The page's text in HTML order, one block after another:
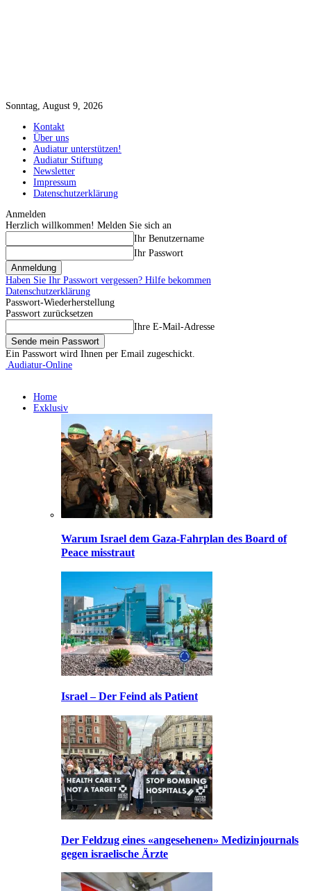
Sonntag, August 9, 2026
Kontakt
Über uns
Audiatur unterstützen!
Audiatur Stiftung
Newsletter
Impressum
Datenschutzerklärung
Anmelden
Herzlich willkommen! Melden Sie sich an
Ihr Benutzername
Ihr Passwort
Haben Sie Ihr Passwort vergessen? Hilfe bekommen
Datenschutzerklärung
Passwort-Wiederherstellung
Passwort zurücksetzen
Ihre E-Mail-Adresse
Ein Passwort wird Ihnen per Email zugeschickt.
Audiatur-Online
Home
Exklusiv
Warum Israel dem Gaza-Fahrplan des Board of
Peace misstraut
Israel – Der Feind als Patient
Der Feldzug eines «angesehenen» Medizinjournals
gegen israelische Ärzte